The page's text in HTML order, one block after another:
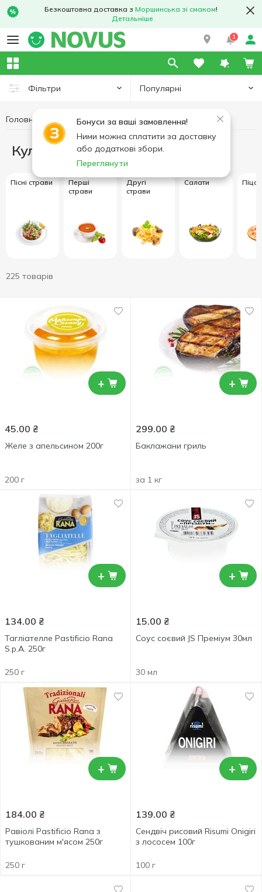
Безкоштовна доставка з Моршинська зі смаком!
Детальніше
1
Фільтри Популярні
Бонуси за ваші замовлення!
Ними можна сплатити за доставку
або додаткові збори.
Переглянути
Головна Кулінарія
Кулінарія
Пісні страви
Перші
страви
Другі
страви
Салати Піца
225 товарів
+
45.00 ₴
Желе з апельсином 200г
200 г
+
299.00 ₴
Баклажани гриль
за 1 кг
+
134.00 ₴
Тагліателле Pastificio Rana
S.p.A. 250г
250 г
+
15.00 ₴
Соус соєвий JS Преміум 30мл
30 мл
+
184.00 ₴
Равіолі Pastificio Rana з
тушкованим м'ясом 250г
250 г
+
139.00 ₴
Сендвіч рисовий Risumi Onigiri
з лососем 100г
100 г